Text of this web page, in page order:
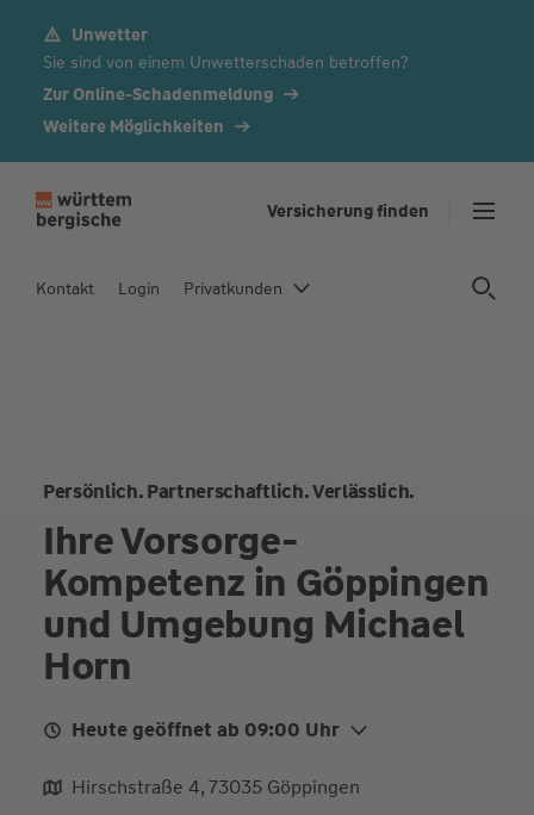
Unwetter
Sie sind von einem Unwetterschaden betroffen?
Zur Online-Schadenmeldung
Weitere Möglichkeiten
ri
Versicherung finden
Kontakt Login Privatkunden
Persönlich. Partnerschaftlich. Verlässlich.
Ihre Vorsorge-
Kompetenz in Göppingen
und Umgebung Michael
Horn
Heute geöffnet ab 09:00 Uhr
Mo.
09:00 - 12:00
Hirschstraße 4, 73035 Göppingen